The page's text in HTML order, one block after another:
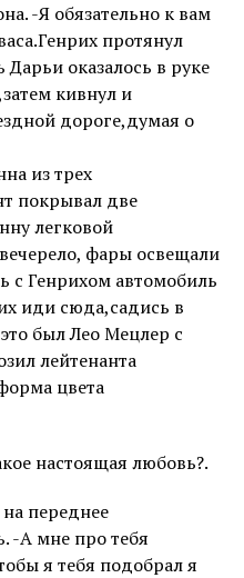
-Я обязательно к вам
протянул
Дарьи оказалось в руке
кивнул и
дороге,думая о
из трех
покрывал две
легковой
фары освещали
с Генрихом автомобиль
иди сюда,садись в
был Лео Мецлер с
лейтенанта
цвета
настоящая любовь?.
переднее
-А мне про тебя
я тебя подобрал я